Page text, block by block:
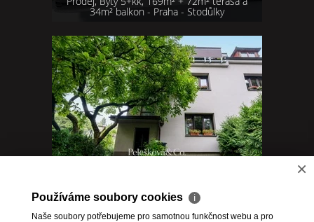
34m² balkon - Praha - Stodůlky
×
Používáme soubory cookies ℹ
Naše soubory potřebujeme pro samotnou funkčnost webu a pro